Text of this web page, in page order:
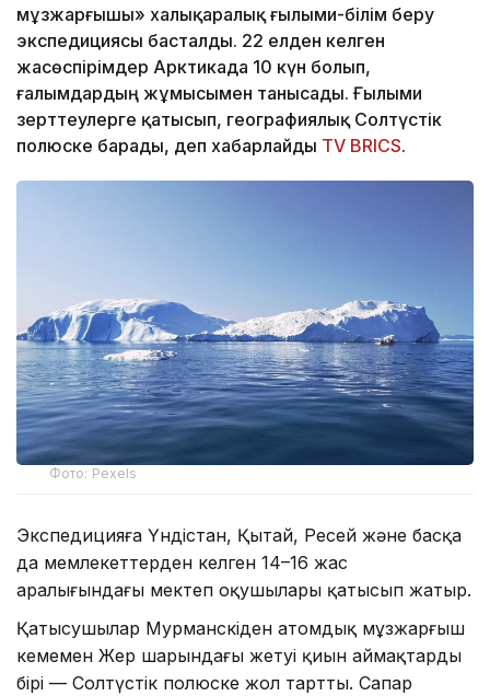
мұзжарғышы» халықаралық ғылыми-білім беру
экспедициясы басталды. 22 елден келген
жасөспірімдер Арктикада 10 күн болып,
ғалымдардың жұмысымен танысады. Ғылыми
зерттеулерге қатысып, географиялық Солтүстік
полюске барады, деп хабарлайды TV BRICS.
Фото: Pexels
Экспедицияға Үндістан, Қытай, Ресей және басқа
да мемлекеттерден келген 14–16 жас
аралығындағы мектеп оқушылары қатысып жатыр.
Қатысушылар Мурманскіден атомдық мұзжарғыш
кемемен Жер шарындағы жетуі қиын аймақтардың
бірі — Солтүстік полюске жол тартты. Сапар